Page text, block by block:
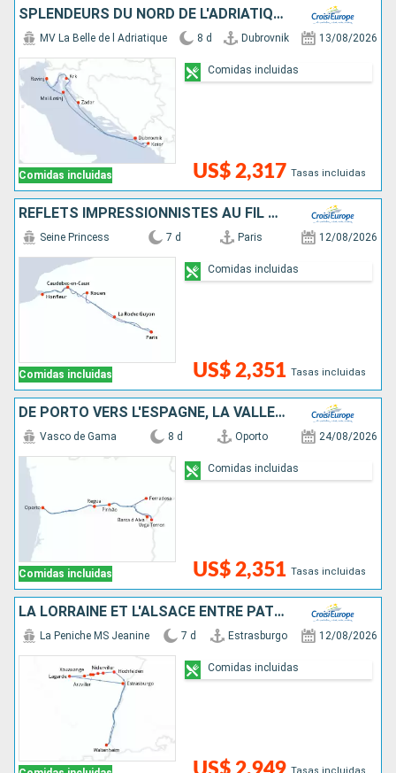
SPLENDEURS DU NORD DE L'ADRIATIQUE - ESCALES HISTORIQUES ET BEAUTÉS NATURELLES ENTRE CROATIE ET MONTÉNÉGRO (FORMULE PORT//PORT)
Comidas incluidas
MV La Belle de l Adriatique 8 d Dubrovnik 13/08/2026
US$ 2,317 Tasas incluidas
Comidas incluidas
REFLETS IMPRESSIONNISTES AU FIL DE LA SEINE
Comidas incluidas
Seine Princess 7 d Paris 12/08/2026
US$ 2,351 Tasas incluidas
Comidas incluidas
DE PORTO VERS L'ESPAGNE, LA VALLÉE DU DOURO (PORTUGAL) ET SALAMANQUE (ESPAGNE)
Comidas incluidas
Vasco de Gama 8 d Oporto 24/08/2026
US$ 2,351 Tasas incluidas
Comidas incluidas
LA LORRAINE ET L'ALSACE ENTRE PATRIMOINE ET SAVOIR-FAIRE, CROISIÈRE DE CHARME SUR LE CANAL DE LA MARNE AU RHIN (FORMULE PORT-PORT)
La Peniche MS Jeanine 7 d Estrasburgo 12/08/2026
Comidas incluidas